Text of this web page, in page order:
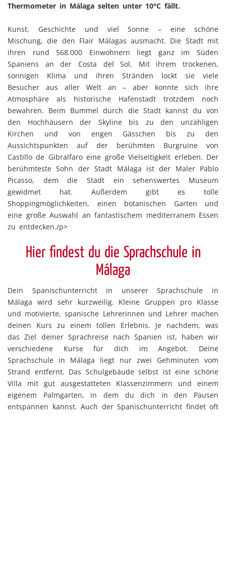
Thermometer in Málaga selten unter 10°C fällt.
Kunst, Geschichte und viel Sonne – eine schöne
Mischung, die den Flair Málagas ausmacht. Die Stadt mit
ihren rund 568.000 Einwohnern liegt ganz im Süden
Spaniens an der Costa del Sol. Mit ihrem trockenen,
sonnigen Klima und ihren Stränden lockt sie viele
Besucher aus aller Welt an – aber konnte sich ihre
Atmosphäre als historische Hafenstadt trotzdem noch
bewahren. Beim Bummel durch die Stadt kannst du von
den Hochhäusern der Skyline bis zu den unzähligen
Kirchen und von engen Gässchen bis zu den
Aussichtspunkten auf der berühmten Burgruine von
Castillo de Gibralfaro eine große Vielseitigkeit erleben. Der
berühmteste Sohn der Stadt Málaga ist der Maler Pablo
Picasso, dem die Stadt ein sehenswertes Museum
gewidmet hat. Außerdem gibt es tolle
Shoppingmöglichkeiten, einen botanischen Garten und
eine große Auswahl an fantastischem mediterranem Essen
zu entdecken./p>
Hier findest du die Sprachschule in
Málaga
Dein Spanischunterricht in unserer Sprachschule in
Málaga wird sehr kurzweilig. Kleine Gruppen pro Klasse
und motivierte, spanische Lehrerinnen und Lehrer machen
deinen Kurs zu einem tollen Erlebnis. Je nachdem, was
das Ziel deiner Sprachreise nach Spanien ist, haben wir
verschiedene Kurse für dich im Angebot. Deine
Sprachschule in Málaga liegt nur zwei Gehminuten vom
Strand entfernt. Das Schulgebäude selbst ist eine schöne
Villa mit gut ausgestatteten Klassenzimmern und einem
eigenem Palmgarten, in dem du dich in den Pausen
entspannen kannst. Auch der Spanischunterricht findet oft